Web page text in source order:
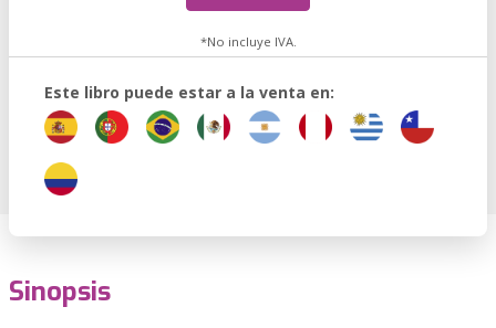
*No incluye IVA.
Este libro puede estar a la venta en:
Sinopsis